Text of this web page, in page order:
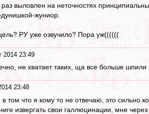
раз выловлен на неточностях
жуниор.
РУ уже озвучило? Пора уж((((((
2014 23:49
не хватает таких, ща все больше шпили
23:48
том что я кому то не отвечаю, это сильно
извергать свои галлюцинации, мне